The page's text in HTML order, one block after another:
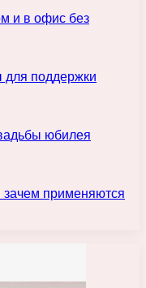
и в офис без
для поддержки
юбилея
зачем применяются